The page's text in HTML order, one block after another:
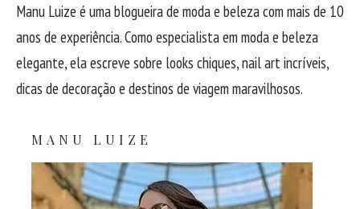
Manu Luize é uma blogueira de moda e beleza com mais de 10
anos de experiência. Como especialista em moda e beleza
elegante, ela escreve sobre looks chiques, nail art incríveis,
dicas de decoração e destinos de viagem maravilhosos.
MANU LUIZE